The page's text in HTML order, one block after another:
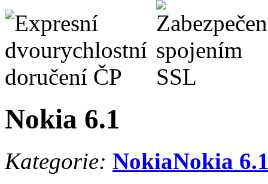
Nokia 6.1
Kategorie: NokiaNokia